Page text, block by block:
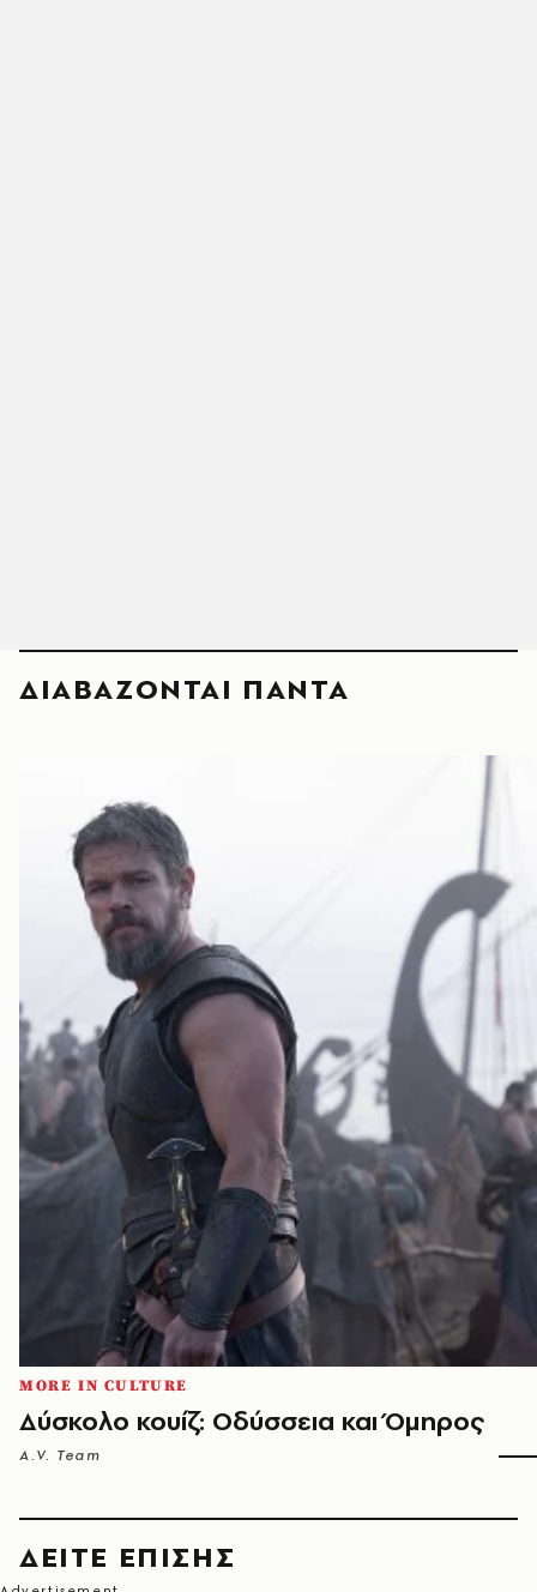
ΔΙΑΒΑΖΟΝΤΑΙ ΠΑΝΤΑ
MORE IN CULTURE
Δύσκολο κουίζ: Οδύσσεια και Όμηρος
A.V. Team
ΔΕΙΤΕ ΕΠΙΣΗΣ